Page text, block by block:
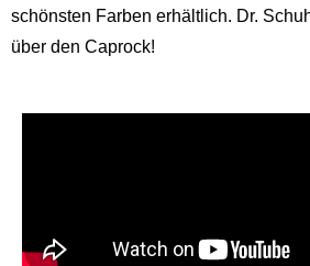
schönsten Farben erhältlich. Dr.
über den Caprock!